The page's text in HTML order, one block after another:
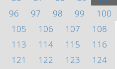
96 97 98 99
100
105 106 107
108
113 114 115
116
121 122 123
124